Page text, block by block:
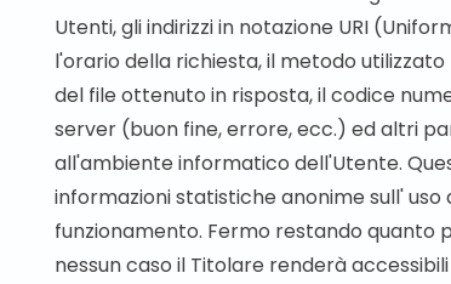
Utenti, gli indirizzi in notazione URI
l'orario della richiesta, il metodo
del file ottenuto in risposta, il codice
server (buon fine, errore, ecc.) ed altri
all'ambiente informatico dell'Utente.
informazioni statistiche anonime sull'
funzionamento. Fermo restando quanto
nessun caso il Titolare renderà